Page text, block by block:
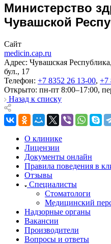
Министерство
Чувашской
Сайт
medicin.cap.ru
Адрес: Чувашская
бул., 17
Телефон: +7 8352 26 13-00, +7
Открыто: пн-пт 8:00–17:00,
Назад к списку
О клинике
Лицензии
Документы онлайн
Правила поведения в
Отзывы
Специалисты
Стоматологи
Медицинский
Надзорные органы
Вакансии
Производители
Вопросы и ответы